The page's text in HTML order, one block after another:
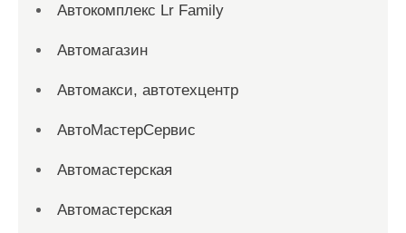
Автокомплекс Lr Family
Автомагазин
Автомакси, автотехцентр
АвтоМастерСервис
Автомастерская
Автомастерская